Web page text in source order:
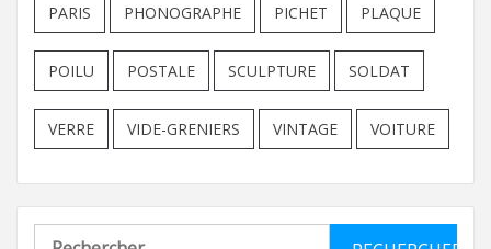
PARIS PHONOGRAPHE PICHET PLAQUE
POILU POSTALE SCULPTURE SOLDAT
VERRE VIDE-GRENIERS VINTAGE VOITURE
Rechercher :